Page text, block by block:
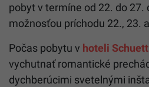
pobyt v termíne od 22. do 27.
možnosťou príchodu 22., 23.
Počas pobytu v hoteli
vychutnať romantické
dychberúcimi svetelnými